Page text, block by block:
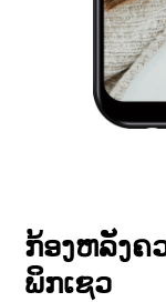
ກ້ອງຫລັງຄ
ພິກເຊວ